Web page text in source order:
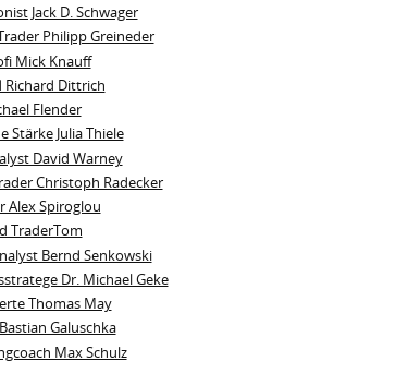
Jack D. Schwager
Philipp Greineder
Mick Knauff
Dittrich
Flender
Stärke Julia Thiele
David Warney
Christoph Radecker
Alex Spiroglou
TraderTom
Bernd Senkowski
Dr. Michael Geke
Thomas May
Galuschka
Max Schulz